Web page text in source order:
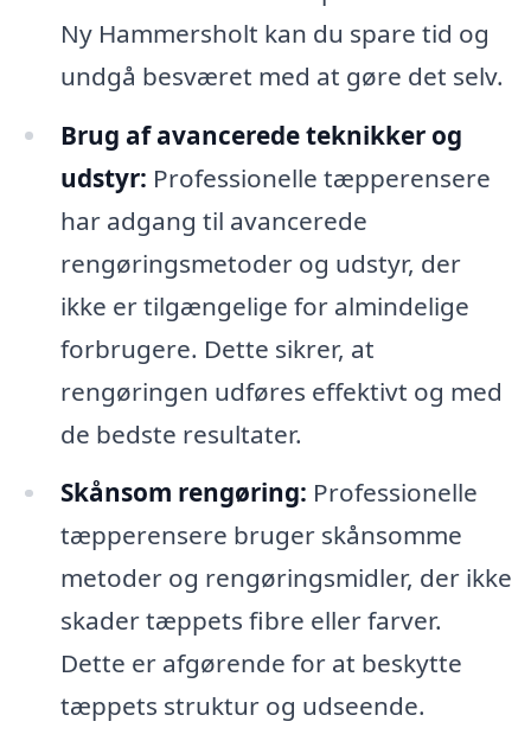
Ny Hammersholt kan du spare tid og
undgå besværet med at gøre det selv.
Brug af avancerede teknikker og
udstyr: Professionelle tæpperensere
har adgang til avancerede
rengøringsmetoder og udstyr, der
ikke er tilgængelige for almindelige
forbrugere. Dette sikrer, at
rengøringen udføres effektivt og med
de bedste resultater.
Skånsom rengøring: Professionelle
tæpperensere bruger skånsomme
metoder og rengøringsmidler, der ikke
skader tæppets fibre eller farver.
Dette er afgørende for at beskytte
tæppets struktur og udseende.